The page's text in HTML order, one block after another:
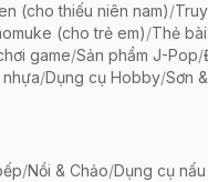
(cho thiếu niên nam)/
(cho trẻ em)/Thẻ
game/Sản phẩm J-Pop/
/Dụng cụ Hobby/Sơn
/Nồi & Chảo/Dụng cụ nấu